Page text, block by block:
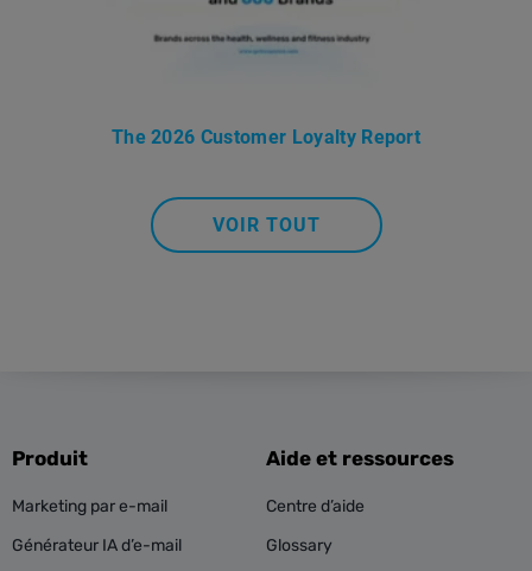
The 2026 Customer Loyalty Report
VOIR TOUT
Produit
Marketing par e-mail
Générateur IA d’e-mail
Aide et ressources
Centre d’aide
Glossary